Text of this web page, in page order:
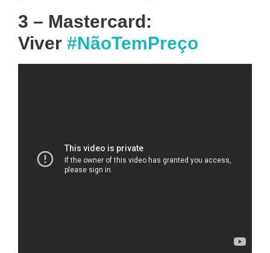
3 – Mastercard:
Viver #NãoTemPreço